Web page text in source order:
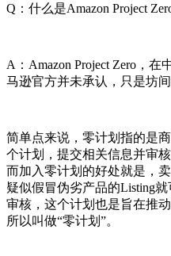
Q：什么是Amazon Project
A：Amazon Project Zero，
马逊官方并未承认，只是坊
简单点来说，零计划指的是
个计划，提交相关信息并审
而加入零计划的好处就是，
疑似假冒伪劣产品的Listing
审核，这个计划也是旨在推
所以叫做“零计划”。